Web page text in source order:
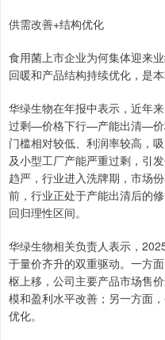
供需改善+结构优化
食用菌上市企业为何集体迎来
回暖和产品结构持续优化，是
华绿生物在年报中表示，近年
过剩—价格下行—产能出清—价
门槛相对较低、利润率较高，
及小型工厂产能严重过剩，引
趋严，行业进入洗牌期，市场
前，行业正处于产能出清后的
回归理性区间。
华绿生物相关负责人表示，
于量价齐升的双重驱动。一方
枢上移，公司主要产品市场售
模和盈利水平改善；另一方面
优化。